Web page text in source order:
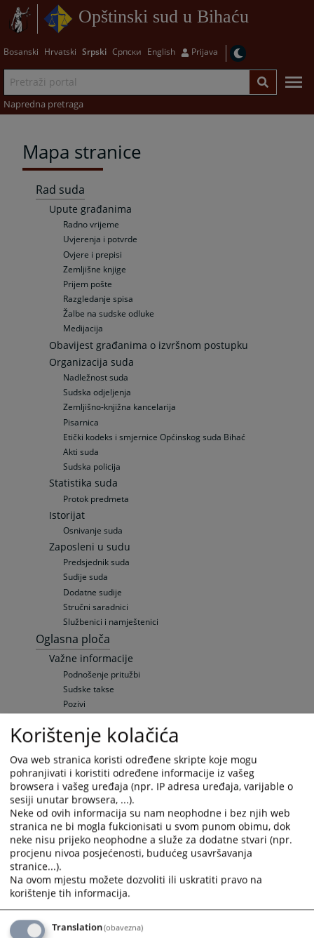
Opštinski sud u Bihaću
Bosanski Hrvatski Srpski Српски English Prijava
Napredna pretraga
Mapa stranice
Rad suda
Upute građanima
Radno vrijeme
Uvjerenja i potvrde
Ovjere i prepisi
Zemljišne knjige
Prijem pošte
Razgledanje spisa
Žalbe na sudske odluke
Medijacija
Obavijest građanima o izvršnom postupku
Organizacija suda
Nadležnost suda
Sudska odjeljenja
Zemljišno-knjižna kancelarija
Pisarnica
Etički kodeks i smjernice Općinskog suda Bihać
Akti suda
Sudska policija
Statistika suda
Protok predmeta
Istorijat
Osnivanje suda
Zaposleni u sudu
Predsjednik suda
Sudije suda
Dodatne sudije
Stručni saradnici
Službenici i namještenici
Oglasna ploča
Važne informacije
Podnošenje pritužbi
Sudske takse
Pozivi
Objava rješenja o osnivanju, brisanju i izmjenama
podataka preduzeća
Pravna pomoć
Raspored suđenja
Raspored suđenja
Elektronska oglasna tabla
Upražnjene pozicije
Opšte informacije
Objavljene pozicije
Vaša pitanja
Često postavljana pitanja
Često postavljana pitanja
Specifična pitanja
Korištenje kolačića
Ova web stranica koristi određene skripte koje mogu
pohranjivati i koristiti određene informacije iz vašeg
browsera i vašeg uređaja (npr. IP adresa uređaja, varijable o
sesiji unutar browsera, ...).
Neke od ovih informacija su nam neophodne i bez njih web
stranica ne bi mogla fukcionisati u svom punom obimu, dok
neke nisu prijeko neophodne a služe za dodatne stvari (npr.
procjenu nivoa posjećenosti, budućeg usavršavanja
stranice...).
Na ovom mjestu možete dozvoliti ili uskratiti pravo na
korištenje tih informacija.
Translation(obavezna)